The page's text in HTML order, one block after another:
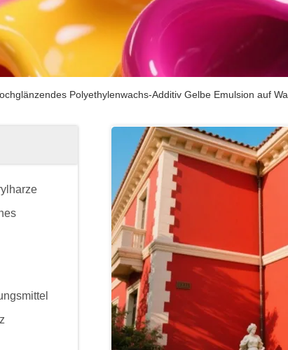
Polyethylenwachs-Additiv Gelbe Emulsion auf